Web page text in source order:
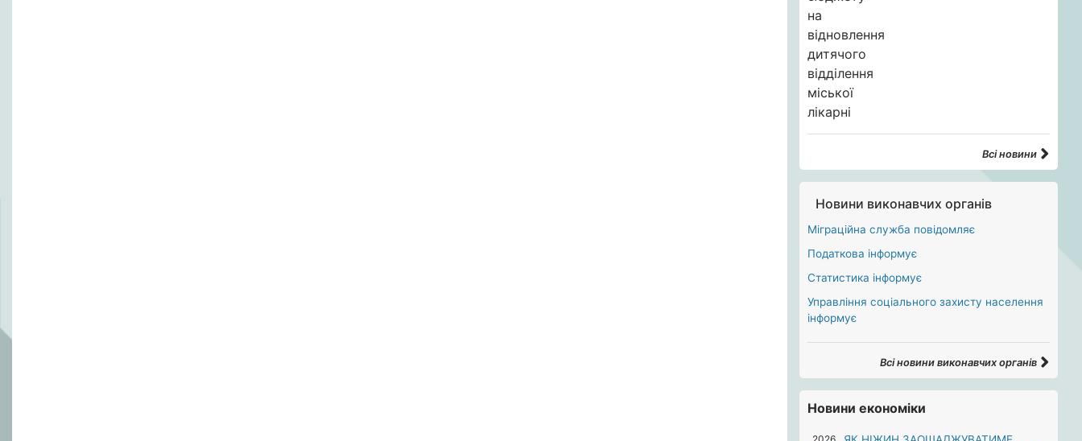
Всі новини
Новини виконавчих органів
Міграційна служба повідомляє
Податкова інформує
Статистика інформує
Управління соціального захисту населення
інформує
Всі новини виконавчих органів
Новини економіки